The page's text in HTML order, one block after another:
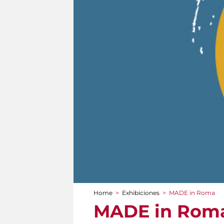
You are here
Home > Exhibiciones > MADE in Roma
MADE in